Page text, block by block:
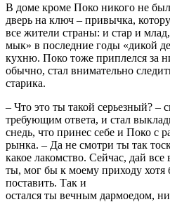
В доме кроме Поко никого не
дверь на ключ – привычка,
все жители страны: и стар и
мык» в последние годы «дикой
кух­ню. Поко тоже приплелся за
обычно, стал внимательно
старика.
– Что это ты такой серьезный? –
требующим ответа, и стал
снедь, что принес себе и Поко с
рын­ка. – Да не смотри ты так
какое лакомство. Сейчас, дай
ты, мог бы к моему приходу хотя
поставить. Так и
остался ты вечным дармоедом,